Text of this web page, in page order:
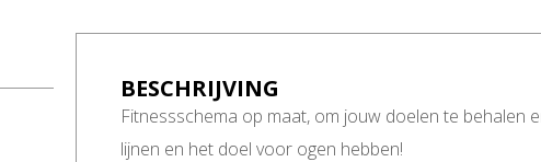
BESCHRIJVING
Fitnessschema op maat, om jouw doelen te behalen
lijnen en het doel voor ogen hebben!